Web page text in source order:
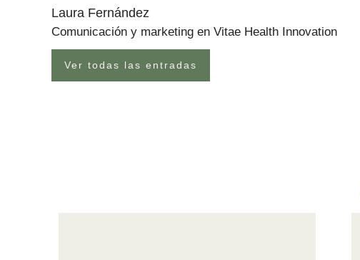
Laura Fernández
Comunicación y marketing en Vitae Health Innovation
Ver todas las entradas